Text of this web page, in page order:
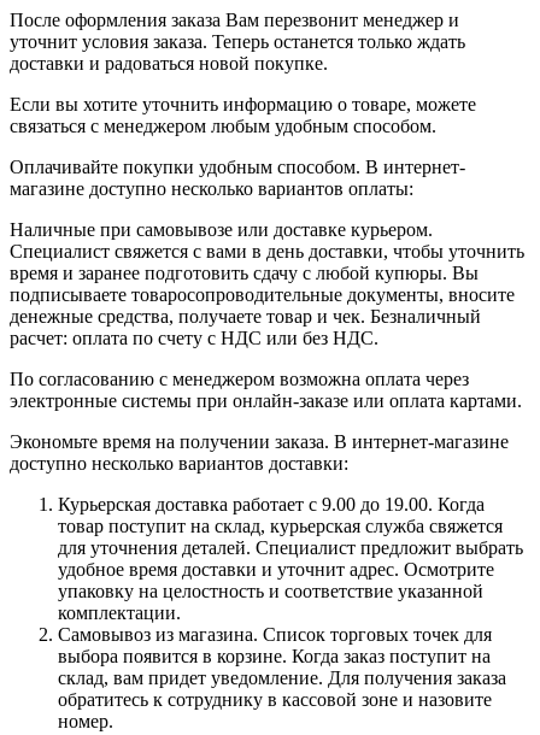
После оформления заказа Вам перезвонит менеджер и
уточнит условия заказа. Теперь останется только ждать
доставки и радоваться новой покупке.
Если вы хотите уточнить информацию о товаре, можете
связаться с менеджером любым удобным способом.
Оплачивайте покупки удобным способом. В интернет-
магазине доступно несколько вариантов оплаты:
Наличные при самовывозе или доставке курьером.
Специалист свяжется с вами в день доставки, чтобы уточнить
время и заранее подготовить сдачу с любой купюры. Вы
подписываете товаросопроводительные документы, вносите
денежные средства, получаете товар и чек. Безналичный
расчет: оплата по счету с НДС или без НДС.
По согласованию с менеджером возможна оплата через
электронные системы при онлайн-заказе или оплата картами.
Экономьте время на получении заказа. В интернет-магазине
доступно несколько вариантов доставки:
Курьерская доставка работает с 9.00 до 19.00. Когда
товар поступит на склад, курьерская служба свяжется
для уточнения деталей. Специалист предложит выбрать
удобное время доставки и уточнит адрес. Осмотрите
упаковку на целостность и соответствие указанной
комплектации.
Самовывоз из магазина. Список торговых точек для
выбора появится в корзине. Когда заказ поступит на
склад, вам придет уведомление. Для получения заказа
обратитесь к сотруднику в кассовой зоне и назовите
номер.